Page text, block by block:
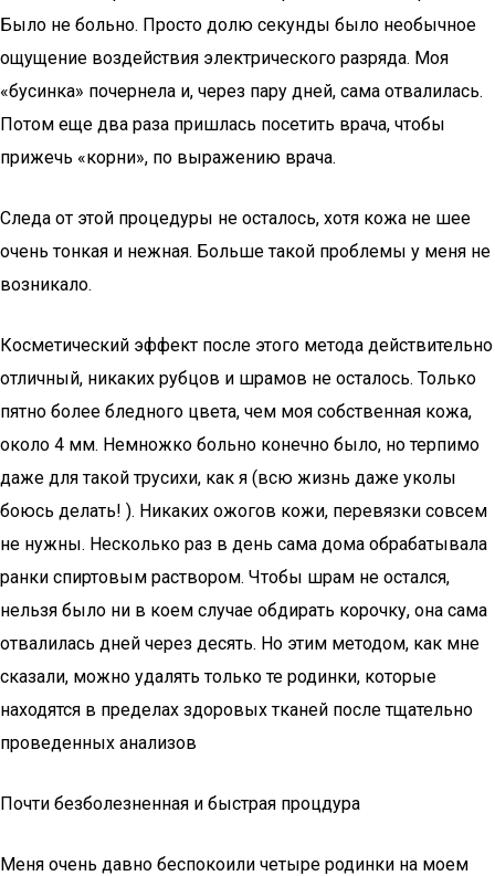
Было не больно. Просто долю секунды было необычное
ощущение воздействия электрического разряда. Моя
«бусинка» почернела и, через пару дней, сама отвалилась.
Потом еще два раза пришлась посетить врача, чтобы
прижечь «корни», по выражению врача.
Следа от этой процедуры не осталось, хотя кожа не шее
очень тонкая и нежная. Больше такой проблемы у меня не
возникало.
Косметический эффект после этого метода действительно
отличный, никаких рубцов и шрамов не осталось. Только
пятно более бледного цвета, чем моя собственная кожа,
около 4 мм. Немножко больно конечно было, но терпимо
даже для такой трусихи, как я (всю жизнь даже уколы
боюсь делать! ). Никаких ожогов кожи, перевязки совсем
не нужны. Несколько раз в день сама дома обрабатывала
ранки спиртовым раствором. Чтобы шрам не остался,
нельзя было ни в коем случае обдирать корочку, она сама
отвалилась дней через десять. Но этим методом, как мне
сказали, можно удалять только те родинки, которые
находятся в пределах здоровых тканей после тщательно
проведенных анализов
Почти безболезненная и быстрая процдура
Меня очень давно беспокоили четыре родинки на моем